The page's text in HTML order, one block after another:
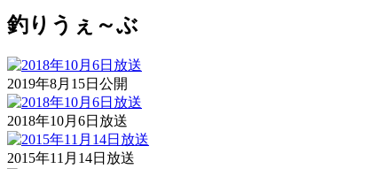
釣りうぇ～ぶ
2019年8月15日公開
2018年10月6日放送
2015年11月14日放送